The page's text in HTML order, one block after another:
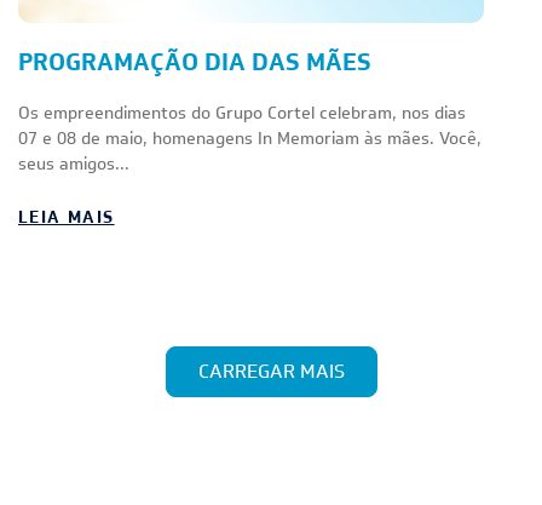
PROGRAMAÇÃO DIA DAS MÃES
Os empreendimentos do Grupo Cortel celebram, nos dias
07 e 08 de maio, homenagens In Memoriam às mães. Você,
seus amigos...
LEIA MAIS
CARREGAR MAIS